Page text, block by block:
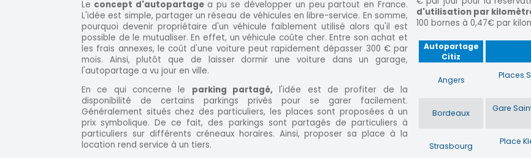
Le concept d'autopartagea pu se développer un peu partout en France.
L'idée est simple, partager un réseau de véhicules en libre-service. En somme,
pourquoi devenir propriétaire d'un véhicule faiblement utilisé alors qu'il est
possible de le mutualiser. En effet, un véhicule coûte cher. Entre son achat et
les frais annexes, le coût d'une voiture peut rapidement dépasser 300 € par
mois. Ainsi, plutôt que de laisser dormir une voiture dans un garage,
l'autopartage a vu jour en ville.
En ce qui concerne le parking partagé, l'idée est de profiter de la
disponibilité de certains parkings privés pour se garer facilement.
Généralement situés chez des particuliers, les places sont proposées à un
prix symbolique. De ce fait, des parkings sont partagés de particuliers à
particuliers sur différents créneaux horaires. Ainsi, proposer sa place à la
location rend service à un tiers.
d'utilisation par
100 bornes à 0,47€ par
Autopartage
Citiz
Angers
Places
Bordeaux
Gare
Strasbourg
Place